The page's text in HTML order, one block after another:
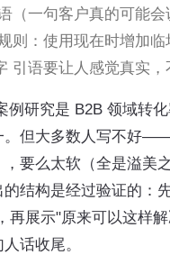
（一句客户真的可能
则：使用现在时增加
引语要让人感觉真实
例研究是 B2B 领域转
。但大多数人写不好
要么太软（全是溢美
结构是经过验证的：
再展示"原来可以这样
话收尾。